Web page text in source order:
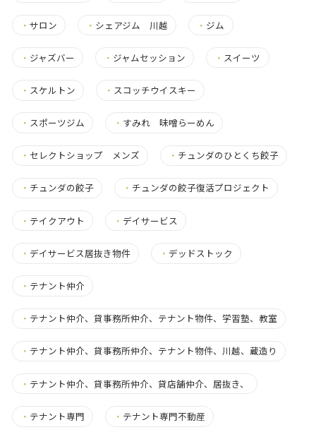
・ サロン ・ シェアジム 川越 ・ ジム
・ ジャズバー ・ ジャムセッション ・ スイーツ
・ スケルトン ・ スコッチウイスキー
・ スポーツジム ・ すみれ 味噌らーめん
・ セレクトショップ メンズ ・ チュンダのひとくち餃子
・ チュンダの餃子 ・ チュンダの餃子復活プロジェクト
・ テイクアウト ・ デイサービス
・ デイサービス居抜き物件 ・ デッドストック
・ テナント仲介
・ テナント仲介、貸事務所仲介、テナント物件、学習塾、教室
・ テナント仲介、貸事務所仲介、テナント物件、川越、蔵造り
・ テナント仲介、貸事務所仲介、貸店舗仲介、居抜き、
・ テナント専門 ・ テナント専門不動産